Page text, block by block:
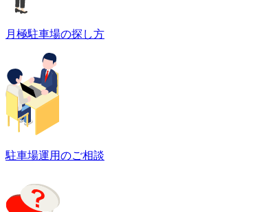
月極駐車場の探し方
駐車場運用のご相談